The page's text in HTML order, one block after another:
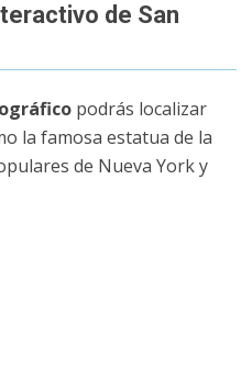
de San
podrás localizar
la famosa estatua de la
de Nueva York y